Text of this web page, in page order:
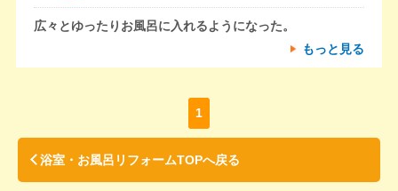
広々とゆったりお風呂に入れるようになった。
もっと見る
1
浴室・お風呂リフォームTOPへ戻る